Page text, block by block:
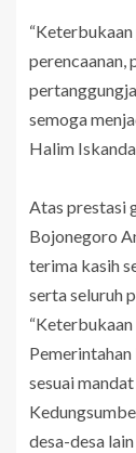
perencaanan,
semoga
Halim
Atas prestasi
Bojonegoro
terima kasih
serta seluruh
sesuai
desa-desa